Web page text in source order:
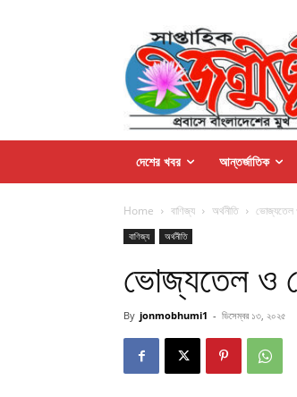
দেশের খবর আন্তর্জাতিক
Home বাণিজ্য অর্থনীতি ভোজ্যতেল
বাণিজ্য অর্থনীতি
ভোজ্যতেল ও
By jonmobhumi1 - ডিসেম্বর ১৩, ২০২৫